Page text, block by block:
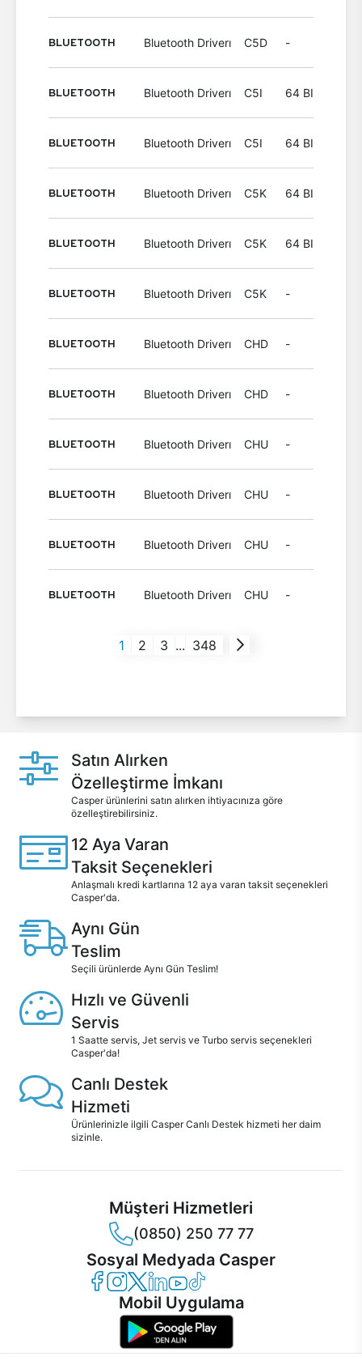
BLUETOOTH Bluetooth Driverı C5D -
BLUETOOTH Bluetooth Driverı C5I 64 BIT
BLUETOOTH Bluetooth Driverı C5I 64 BIT
BLUETOOTH Bluetooth Driverı C5K 64 BIT
BLUETOOTH Bluetooth Driverı C5K 64 BIT
BLUETOOTH Bluetooth Driverı C5K -
BLUETOOTH Bluetooth Driverı CHD -
BLUETOOTH Bluetooth Driverı CHD -
BLUETOOTH Bluetooth Driverı CHU -
BLUETOOTH Bluetooth Driverı CHU -
BLUETOOTH Bluetooth Driverı CHU -
BLUETOOTH Bluetooth Driverı CHU -
1 2 3 ... 348
Satın Alırken
Özelleştirme İmkanı
Casper ürünlerini satın alırken ihtiyacınıza göre
özelleştirebilirsiniz.
12 Aya Varan
Taksit Seçenekleri
Anlaşmalı kredi kartlarına 12 aya varan taksit seçenekleri
Casper'da.
Aynı Gün
Teslim
Seçili ürünlerde Aynı Gün Teslim!
Hızlı ve Güvenli
Servis
1 Saatte servis, Jet servis ve Turbo servis seçenekleri
Casper'da!
Canlı Destek
Hizmeti
Ürünlerinizle ilgili Casper Canlı Destek hizmeti her daim
sizinle.
Müşteri Hizmetleri
(0850) 250 77 77
Sosyal Medyada Casper
Casper Facebook
Casper Instagram
Casper Twitter
Casper LinkedIn
Casper YouTube
Casper TikTok
Mobil Uygulama